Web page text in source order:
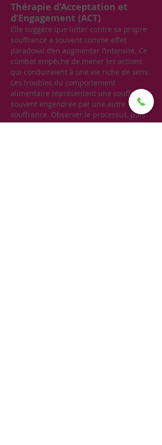
Thérapie d’Acceptation et
d’Engagement (ACT)
Elle suggère que lutter contre sa propre
souffrance a souvent comme effet
paradoxal d’en augmenter l’intensité. Ce
combat empêche de mener les actions
qui conduiraient à une vie riche de sens.
Les troubles du comportement
alimentaire représentent une souffrance,
souvent engendrée par une autre
souffrance. Observer le processus, puis
se recentrer sur ses valeurs de vie et les